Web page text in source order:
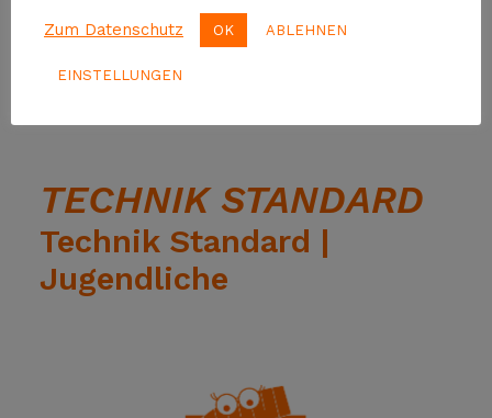
TECHNIK STANDARD
Technik Standard |
Jugendliche
Zum Datenschutz OK ABLEHNEN
EINSTELLUNGEN